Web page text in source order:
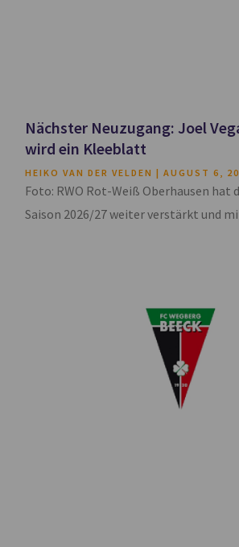
Nächster Neuzugang: Joel
wird ein Kleeblatt
HEIKO VAN DER VELDEN AUGUST 6,
Foto: RWO Rot-Weiß Oberhausen hat
Saison 2026/27 weiter verstärkt und